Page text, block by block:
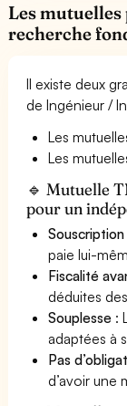
Les
recherche
Il existe deux
de Ingénieur /
Les
Les
🔹 Mutuelle
pour un
paie lui-
Fiscalité
déduites
Souplesse :
adaptées à
Pas
d’avoir une